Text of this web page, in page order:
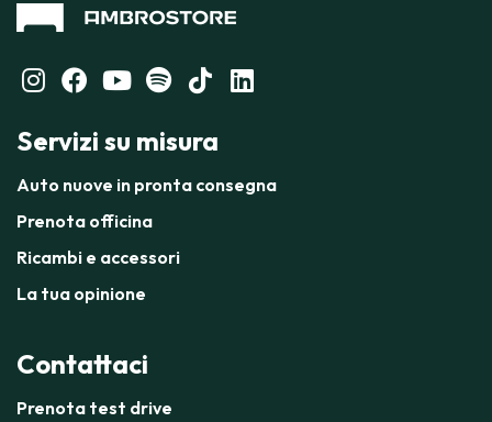
Servizi su misura
Auto nuove in pronta consegna
Prenota officina
Ricambi e accessori
La tua opinione
Contattaci
Prenota test drive